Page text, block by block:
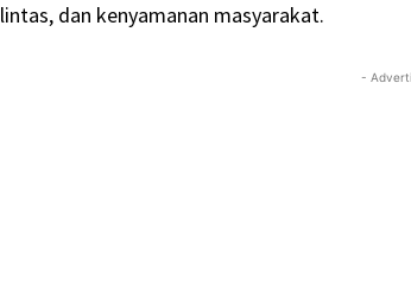
lintas, dan kenyamanan masyarakat.
-